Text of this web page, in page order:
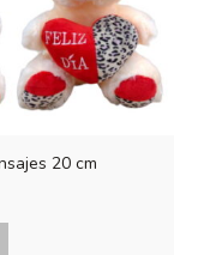
20 cm